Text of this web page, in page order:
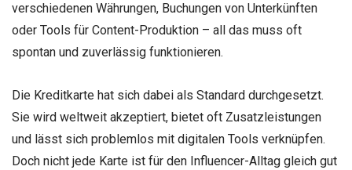
verschiedenen Währungen, Buchungen von Unterkünften
oder Tools für Content-Produktion – all das muss oft
spontan und zuverlässig funktionieren.
Die Kreditkarte hat sich dabei als Standard durchgesetzt.
Sie wird weltweit akzeptiert, bietet oft Zusatzleistungen
und lässt sich problemlos mit digitalen Tools verknüpfen.
Doch nicht jede Karte ist für den Influencer-Alltag gleich gut